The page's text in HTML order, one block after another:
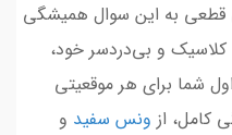
قطعی به این سوال همیشگی
و بی‌دردسر خود،
شما برای هر موقعیتی
کامل، از ونس سفید و